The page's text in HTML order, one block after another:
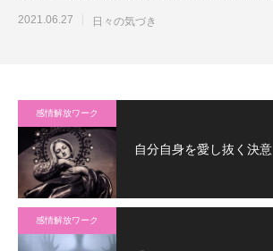
思います。そして、そうい
2021.06.27 日々の気づき
感情解放ワーク
自分自身を愛し抜く決意
感情解放ワーク